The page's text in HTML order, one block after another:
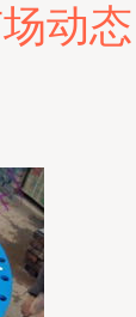
动态